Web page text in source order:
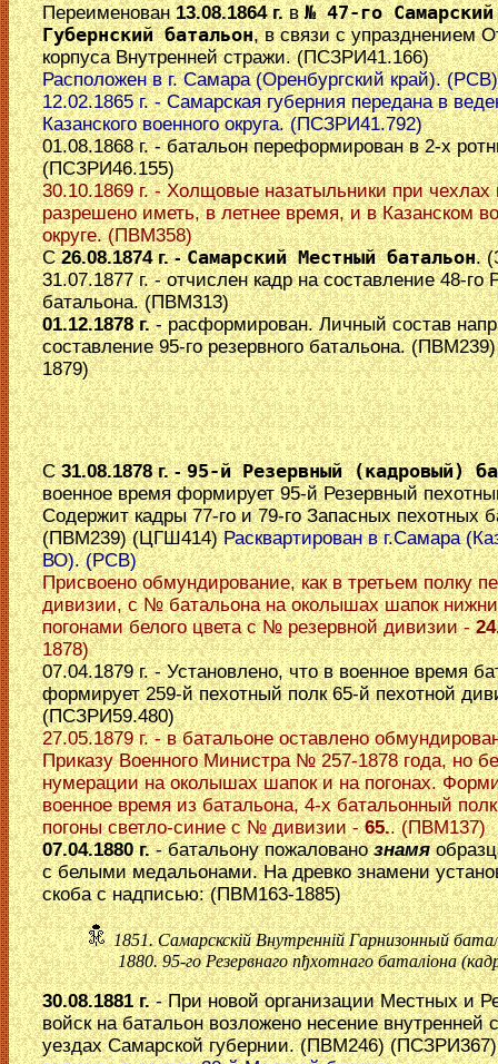
Переименован13.08.1864 г.в№ 47-го Самарский
Губернский батальон, в связи с упразднением
корпуса Внутренней стражи. (ПСЗРИ41.166)
Расположен в г. Самара (Оренбургский край). (РСВ)
12.02.1865 г. - Самарская губерния передана в
Казанского военного округа. (ПСЗРИ41.792)
01.08.1868 г. - батальон переформирован в 2-х
(ПСЗРИ46.155)
30.10.1869 г. - Холщовые назатыльники при чехлах
разрешено иметь, в летнее время, и в Казанском
округе. (ПВМ358)
C26.08.1874 г. -Самарский Местный батальон.
31.07.1877 г. - отчислен кадр на составление 48-го
батальона. (ПВМ313)
01.12.1878 г.- расформирован. Личный состав
составление 95-го резервного батальона.
1879)
C31.08.1878 г. -95-й Резервный (кадровый)
военное время формирует 95-й Резервный
Содержит кадры 77-го и 79-го Запасных пехотных
(ПВМ239) (ЦГШ414)Расквартирован в г.Самара
ВО). (РСВ)
Присвоено обмундирование, как в третьем полку
дивизии, с № батальона на околышах шапок
погонами белого цвета с № резервной дивизии -
1878)
07.04.1879 г. - Установлено, что в военное время
формирует 259-й пехотный полк 65-й пехотной
(ПСЗРИ59.480)
27.05.1879 г. - в батальоне оставлено
Приказу Военного Министра № 257-1878 года, но
нумерации на околышах шапок и на погонах.
военное время из батальона, 4-х батальонный
погоны светло-синие с № дивизии -65.. (ПВМ137)
07.04.1880 г.- батальону пожалованознамя
с белыми медальонами. На древко знамени
скоба с надписью: (ПВМ163-1885)
1851. Самарскскiй Внутреннiй Гарнизонный
1880. 95-го Резервнаго пђхотнаго баталiона
30.08.1881 г.- При новой организации Местных и
войск на батальон возложено несение внутренней
уездах Самарской губернии. (ПВМ246)